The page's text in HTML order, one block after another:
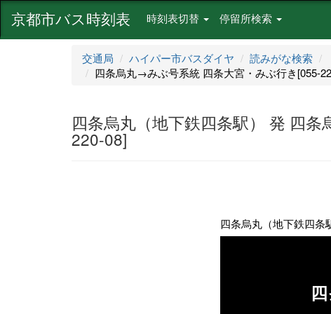
京都市バス時刻表 時刻表切替 停留所検索
交通局 ハイパー市バスダイヤ 読みがな検索
四条烏丸→みぶ号系統 四条大宮・みぶ行き[055-
四条烏丸（地下鉄四条駅） 発 四
220-08]
四条烏丸（地下鉄四